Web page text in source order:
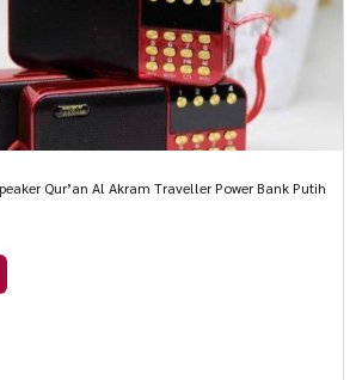
Qur’an Al Akram Traveller Power Bank Putih